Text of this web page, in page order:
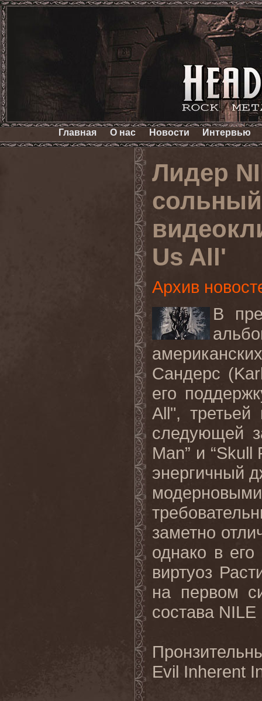
Главная О нас Новости Интервью
Лидер
Us All'
Архив
В
американских
Сандерс
его
All",третьей
следующей
Man” и “Skull
энергичный
заметно
однако в его
виртуоз
на первом
состава NILE
Evil Inherent